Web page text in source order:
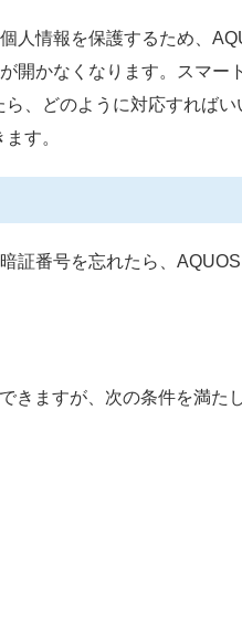
人情報を保護するため、
開かなくなります。スマー
、どのように対応すればい
す。
証番号を忘れたら、
きますが、次の条件を満た